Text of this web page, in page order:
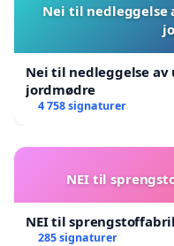
Nei til
Nei til nedleggelse
jordmødre
4 758 signaturer
NEI til
NEI til
285 signaturer